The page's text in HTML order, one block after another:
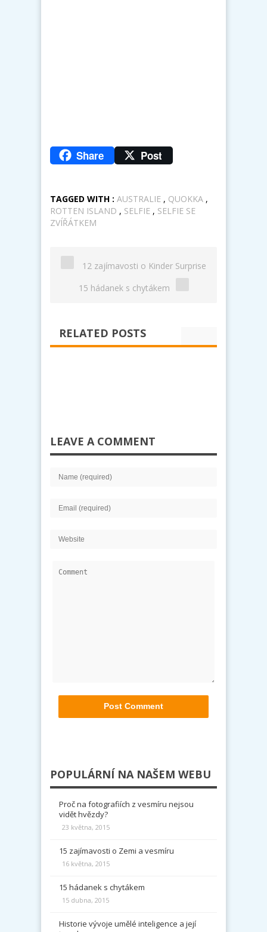
Share Post
TAGGED WITH : AUSTRALIE , QUOKKA ,
ROTTEN ISLAND , SELFIE , SELFIE SE
ZVÍŘÁTKEM
12 zajímavosti o Kinder Surprise
15 hádanek s chytákem
RELATED POSTS
LEAVE A COMMENT
POPULÁRNÍ NA NAŠEM WEBU
Proč na fotografiích z vesmíru nejsou
vidět hvězdy?
23 května, 2015
15 zajímavosti o Zemi a vesmíru
16 května, 2015
15 hádanek s chytákem
15 dubna, 2015
Historie vývoje umělé inteligence a její